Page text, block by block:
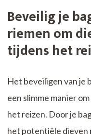
Beveilig je
riemen om
tijdens het
Het beveiligen van je
een slimme manier
het reizen. Door je
het potentiële dieven